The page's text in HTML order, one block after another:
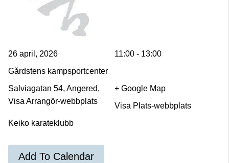
26 april, 2026
11:00 - 13:00
Gårdstens kampsportcenter
Salviagatan 54, Angered,
+ Google Map
Visa Plats-webbplats
Keiko karateklubb
Visa Arrangör-webbplats
Add To Calendar